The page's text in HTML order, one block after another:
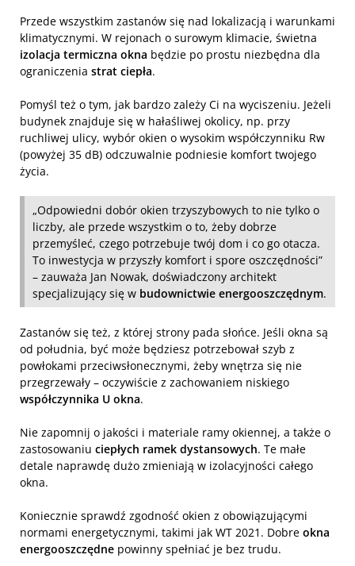
Przede wszystkim zastanów się nad lokalizacją i warunkami
klimatycznymi. W rejonach o surowym klimacie, świetna
izolacja termiczna okna będzie po prostu niezbędna dla
ograniczenia strat ciepła.
Pomyśl też o tym, jak bardzo zależy Ci na wyciszeniu. Jeżeli
budynek znajduje się w hałaśliwej okolicy, np. przy
ruchliwej ulicy, wybór okien o wysokim współczynniku Rw
(powyżej 35 dB) odczuwalnie podniesie komfort twojego
życia.
„Odpowiedni dobór okien trzyszybowych to nie tylko o
liczby, ale przede wszystkim o to, żeby dobrze
przemyśleć, czego potrzebuje twój dom i co go otacza.
To inwestycja w przyszły komfort i spore oszczędności”
– zauważa Jan Nowak, doświadczony architekt
specjalizujący się w budownictwie energooszczędnym.
Zastanów się też, z której strony pada słońce. Jeśli okna są
od południa, być może będziesz potrzebował szyb z
powłokami przeciwsłonecznymi, żeby wnętrza się nie
przegrzewały – oczywiście z zachowaniem niskiego
współczynnika U okna.
Nie zapomnij o jakości i materiale ramy okiennej, a także o
zastosowaniu ciepłych ramek dystansowych. Te małe
detale naprawdę dużo zmieniają w izolacyjności całego
okna.
Koniecznie sprawdź zgodność okien z obowiązującymi
normami energetycznymi, takimi jak WT 2021. Dobre okna
energooszczędne powinny spełniać je bez trudu.